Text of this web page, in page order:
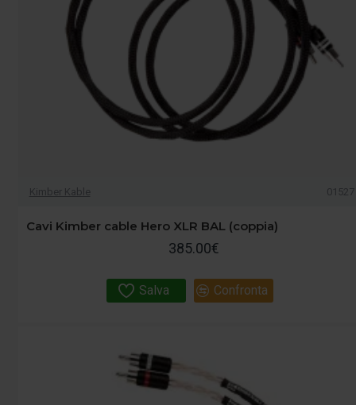
Kimber Kable 01527
Cavi Kimber cable Hero XLR BAL (coppia)
385.00€
Salva Confronta